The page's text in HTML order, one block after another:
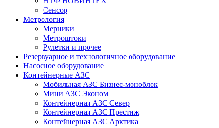
Сенсор
Метрология
Мерники
Метроштоки
Рулетки и прочее
Резервуарное и технологичное оборудование
Насосное оборудование
Контейнерные АЗС
Мобильная АЗС Бизнес-моноблок
Мини АЗС Эконом
Контейнерная АЗС Север
Контейнерная АЗС Престиж
Контейнерная АЗС Арктика